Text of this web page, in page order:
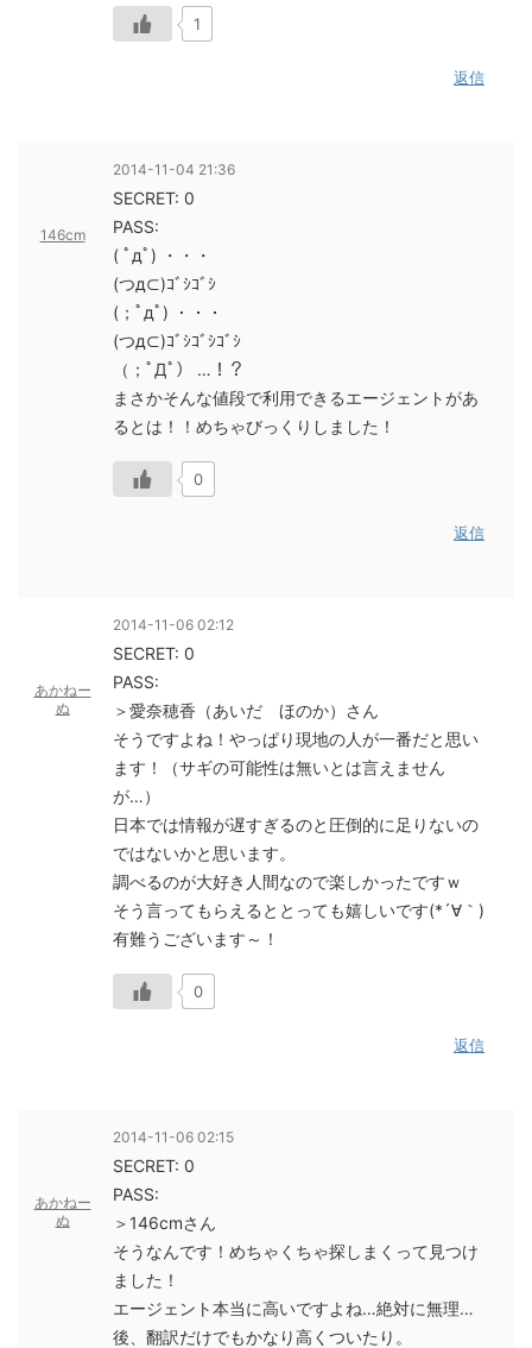
1
返信
146cm
2014-11-04 21:36
SECRET: 0
PASS:
( ﾟдﾟ) ・・・
(つд⊂)ｺﾞｼｺﾞｼ
(；ﾟдﾟ) ・・・
(つд⊂)ｺﾞｼｺﾞｼｺﾞｼ
（；ﾟДﾟ） …！？
まさかそんな値段で利用できるエージェントがあ
るとは！！めちゃびっくりしました！
0
返信
あかねー
ぬ
2014-11-06 02:12
SECRET: 0
PASS:
＞愛奈穂香（あいだ ほのか）さん
そうですよね！やっぱり現地の人が一番だと思い
ます！（サギの可能性は無いとは言えません
が…）
日本では情報が遅すぎるのと圧倒的に足りないの
ではないかと思います。
調べるのが大好き人間なので楽しかったですｗ
そう言ってもらえるととっても嬉しいです(*´∀｀)
有難うございます～！
0
返信
あかねー
ぬ
2014-11-06 02:15
SECRET: 0
PASS:
＞146cmさん
そうなんです！めちゃくちゃ探しまくって見つけ
ました！
エージェント本当に高いですよね…絶対に無理…
後、翻訳だけでもかなり高くついたり。